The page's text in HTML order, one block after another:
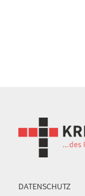
DATENSCHUTZ